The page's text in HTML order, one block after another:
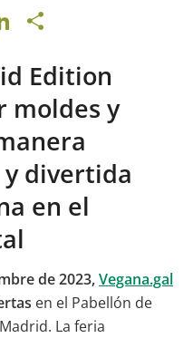
Li
k
e
dI
n
m
p
ar
tir
Edition
moldes y
divertida
en el
de 2023,Vegana.gal
en el Pabellón de
La feria